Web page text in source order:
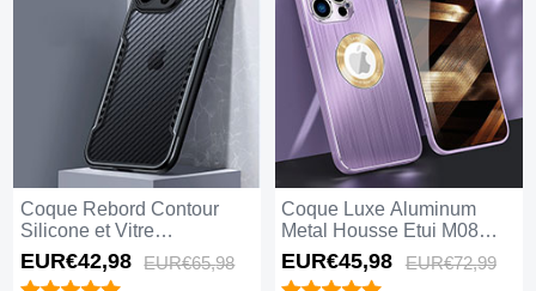
Coque Rebord Contour
Silicone et Vitre
Transparente Miroir
Housse Etui M01 pour
EUR€42,98 EUR€65,98
Coque Luxe Aluminum
Metal Housse Etui M08
pour Apple iPhone 15 Pro
Violet
EUR€45,98 EUR€72,99